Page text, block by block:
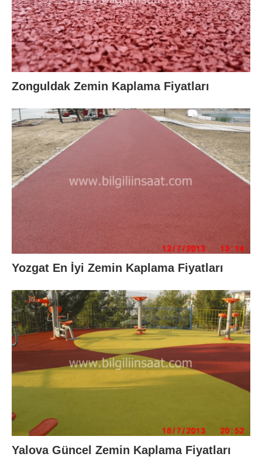
Zonguldak Zemin Kaplama Fiyatları
Yozgat En İyi Zemin Kaplama Fiyatları
Yalova Güncel Zemin Kaplama Fiyatları